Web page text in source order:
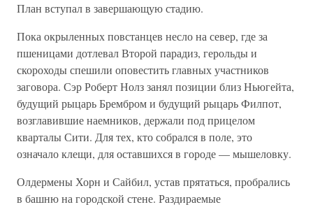
План вступал в завершающую стадию.
Пока окрыленных повстанцев несло на север, где за
пшеницами дотлевал Второй парадиз, герольды и
скороходы спешили оповестить главных участников
заговора. Сэр Роберт Нолз занял позиции близ Ньюгейта,
будущий рыцарь Брембром и будущий рыцарь Филпот,
возглавившие наемников, держали под прицелом
кварталы Сити. Для тех, кто собрался в поле, это
означало клещи, для оставшихся в городе — мышеловку.
Олдермены Хорн и Сайбил, устав прятаться, пробрались
в башню на городской стене. Раздираемые